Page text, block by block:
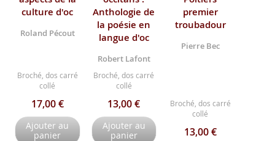
culture d'oc
Roland Pécout
Broché, dos carré
collé
17,00 €
Ajouter au
panier
Anthologie de
la poésie en
langue d'oc
Robert Lafont
Broché, dos carré
collé
13,00 €
Ajouter au
panier
premier
troubadour
Pierre Bec
Broché, dos carré
collé
13,00 €